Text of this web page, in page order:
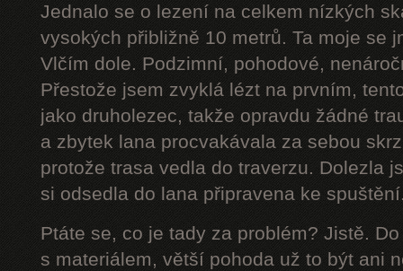
Jednalo se o lezení na celkem nízkých
vysokých přibližně 10 metrů. Ta moje se
Vlčím dole. Podzimní, pohodové,
Přestože jsem zvyklá lézt na prvním,
jako druholezec, takže opravdu žádné
a zbytek lana procvakávala za sebou
protože trasa vedla do traverzu. Dolezla
si odsedla do lana připravena ke
Ptáte se, co je tady za problém? Jistě.
s materiálem, větší pohoda už to být ani